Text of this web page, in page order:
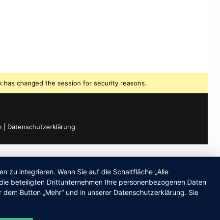
has changed the session for security reasons.
Datenschutzerklärung
zu integrieren. Wenn Sie auf die Schaltfläche „Alle
beteiligten Drittunternehmen Ihre personenbezogenen Daten
Button „Mehr“ und in unserer Datenschutzerklärung. Sie